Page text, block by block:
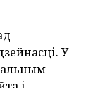
У